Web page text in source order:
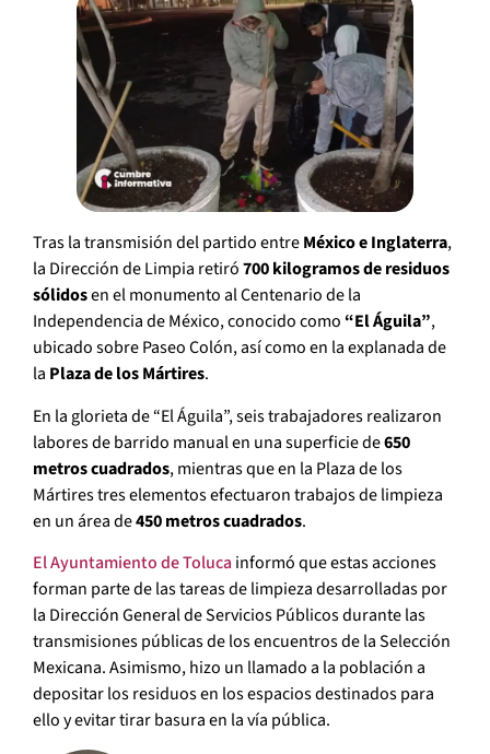
Tras la transmisión del partido entreMéxico e Inglaterra,
la Dirección de Limpia retiró700 kilogramos de residuos
sólidosen el monumento al Centenario de la
Independencia de México, conocido como “El Águila”,
ubicado sobre Paseo Colón, así como en la explanada de
la Plaza de los Mártires.
En la glorieta de “El Águila”, seis trabajadores realizaron
labores de barrido manual en una superficie de650
metros cuadrados, mientras que en la Plaza de los
Mártires tres elementos efectuaron trabajos de limpieza
en un área de450 metros cuadrados.
El Ayuntamiento de Toluca informó que estas acciones
forman parte de las tareas de limpieza desarrolladas por
la Dirección General de Servicios Públicos durante las
transmisiones públicas de los encuentros de la Selección
Mexicana. Asimismo, hizo un llamado a la población a
depositar los residuos en los espacios destinados para
ello y evitar tirar basura en la vía pública.